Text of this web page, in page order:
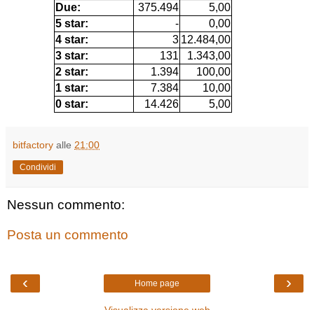
Due:
375.494
5,00
5 star:
-
0,00
4 star:
3 12.484,00
3 star:
131
1.343,00
2 star:
1.394
100,00
1 star:
7.384
10,00
0 star:
14.426 5,00
bitfactory alle 21:00
Condividi
Nessun commento:
Posta un commento
‹ ›
Home page